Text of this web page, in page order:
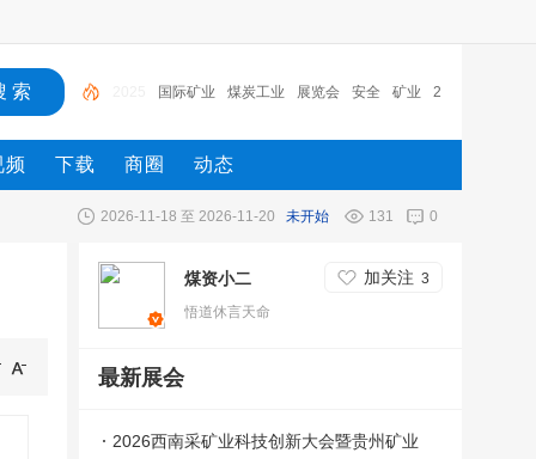
国际矿业 煤炭工业 展览会 安全 矿业 2026 煤
炭 技术装备 矿业展 2025
频 下载 商圈 动态
2026-11-18 至 2026-11-20 未开始 131 0
煤资小二 加关注 3
悟道休言天命
最新展会
2026西南采矿业科技创新大会暨贵州矿业